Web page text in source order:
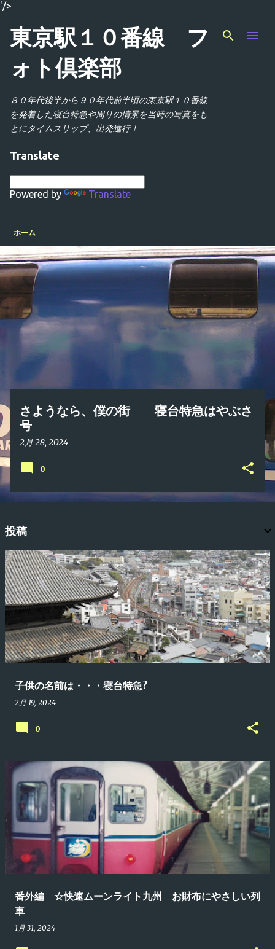
'/>
東京駅１０番線 フ
ォト倶楽部
８０年代後半から９０年代前半頃の東京駅１０番線
を発着した寝台特急や周りの情景を当時の写真をも
とにタイムスリップ、出発進行！
Translate
Powered by Translate
ホーム
投
稿
さようなら、僕の街 寝台特急はやぶさ
号
2月 28, 2024
0
投稿
子供の名前は・・・寝台特急?
2月 19, 2024
0
番外編 ☆快速ムーンライト九州 お財布にやさしい列
車
1月 31, 2024